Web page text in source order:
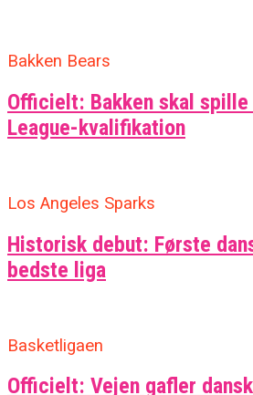
Bakken Bears
Officielt: Bakken skal spille
League-kvalifikation
Los Angeles Sparks
Historisk debut: Første
bedste liga
Basketligaen
Officielt: Vejen gafler